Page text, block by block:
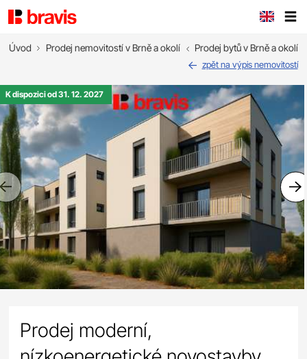
Úvod Prodej nemovitostí v Brně a okolí Prodej bytů v Brně a okolí
zpět na výpis nemovitostí
Previous
K dispozici od 31. 12. 2027
Prodej moderní,